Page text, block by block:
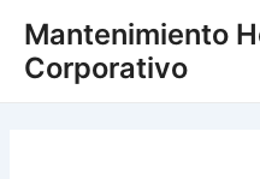
contenido
Mantenimiento
Corporativo